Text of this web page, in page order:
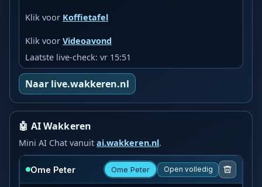
Klik voor Koffietafel
Klik voorVideoavond
Laatste live-check: vr 15:51
Naar live.wakkeren.nl
🤖 AI Wakkeren
Mini AI Chat vanuitai.wakkeren.nl.